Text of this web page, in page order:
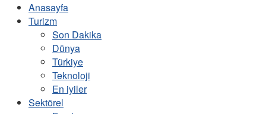
Anasayfa
Turizm
Son Dakika
Dünya
Türkiye
Teknoloji
En iyiler
Sektörel